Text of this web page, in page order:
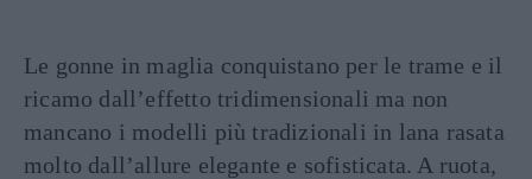
Le gonne in maglia conquistano per le trame e il
ricamo dall’effetto tridimensionali ma non
mancano i modelli più tradizionali in lana rasata
molto dall’allure elegante e sofisticata. A ruota,